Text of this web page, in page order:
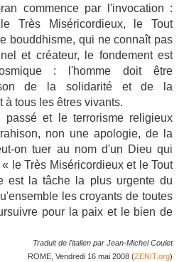
commence par l'invocation :
Très Miséricordieux, le Tout
bouddhisme, qui ne connaît pas
et créateur, le fondement est
: l'homme doit être
de la solidarité et de la
tous les êtres vivants.
passé et le terrorisme religieux
non une apologie, de la
on tuer au nom d'un Dieu qui
le Très Miséricordieux et le Tout
est la tâche la plus urgente du
les croyants de toutes
pour la paix et le bien de
Traduit de l'italien par Jean-Michel Coulet
ROME, Vendredi 16 mai 2008 (ZENIT.org)